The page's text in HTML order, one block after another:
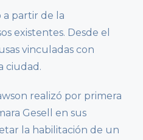
partir de la
existentes. Desde el
vinculadas con
ciudad.
realizó por primera
Gesell en sus
la habilitación de un